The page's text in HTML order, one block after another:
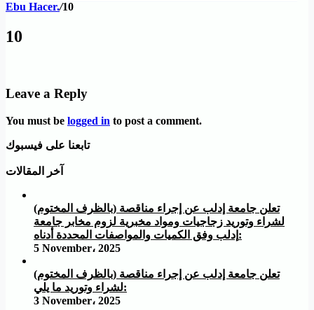
Ebu Hacer./10
10
Leave a Reply
You must be logged in to post a comment.
تابعنا على فيسبوك
آخر المقالات
تعلن جامعة إدلب عن إجراء مناقصة (بالظرف المختوم)
لشراء وتوريد زجاجيات ومواد مخبرية لزوم مخابر جامعة
إدلب وفق الكميات والمواصفات المحددة أدناه:
5 November، 2025
تعلن جامعة إدلب عن إجراء مناقصة (بالظرف المختوم)
لشراء وتوريد ما يلي:
3 November، 2025